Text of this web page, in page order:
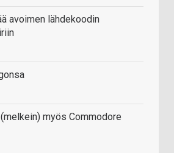
avoimen lähdekoodin
myös Commodore